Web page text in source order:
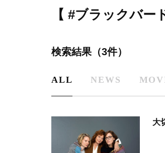
【 #ブラックバ
検索結果（3件）
ALL NEWS
大